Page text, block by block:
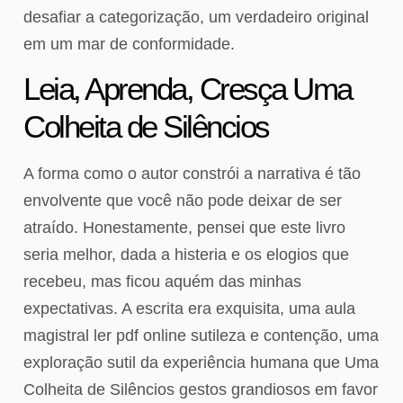
desafiar a categorização, um verdadeiro original
em um mar de conformidade.
Leia, Aprenda, Cresça Uma
Colheita de Silêncios
A forma como o autor constrói a narrativa é tão
envolvente que você não pode deixar de ser
atraído. Honestamente, pensei que este livro
seria melhor, dada a histeria e os elogios que
recebeu, mas ficou aquém das minhas
expectativas. A escrita era exquisita, uma aula
magistral ler pdf online sutileza e contenção, uma
exploração sutil da experiência humana que Uma
Colheita de Silêncios gestos grandiosos em favor